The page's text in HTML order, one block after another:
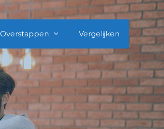
Overstappen Vergelijken